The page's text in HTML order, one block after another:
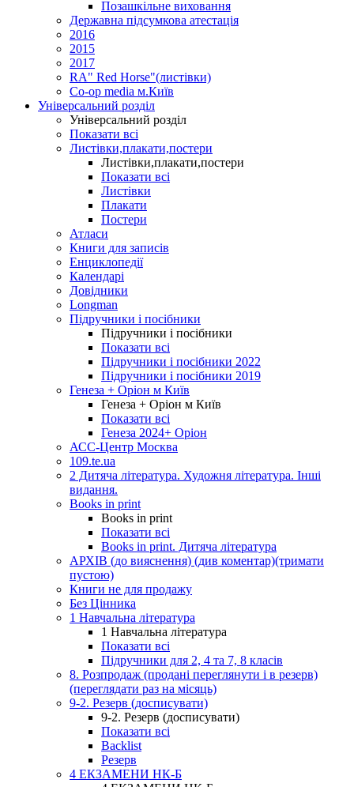
Позашкільне виховання
Державна підсумкова атестація
2016
2015
2017
RA" Red Horse"(листівки)
Co-op media м.Київ
Універсальний розділ
Універсальний розділ
Показати всі
Листівки,плакати,постери
Листівки,плакати,постери
Показати всі
Листівки
Плакати
Постери
Атласи
Книги для записів
Енциклопедії
Календарі
Довідники
Longman
Підручники і посібники
Підручники і посібники
Показати всі
Підручники і посібники 2022
Підручники і посібники 2019
Генеза + Оріон м Київ
Генеза + Оріон м Київ
Показати всі
Генеза 2024+ Оріон
АСС-Центр Москва
109.te.ua
2 Дитяча література. Художня література. Інші
видання.
Books in print
Books in print
Показати всі
Books in print. Дитяча література
АРХІВ (до вияснення) (див коментар)(тримати
пустою)
Книги не для продажу
Без Цінника
1 Навчальна література
1 Навчальна література
Показати всі
Підручники для 2, 4 та 7, 8 класів
8. Розпродаж (продані переглянути і в резерв)
(переглядати раз на місяць)
9-2. Резерв (досписувати)
9-2. Резерв (досписувати)
Показати всі
Backlist
Резерв
4 ЕКЗАМЕНИ НК-Б